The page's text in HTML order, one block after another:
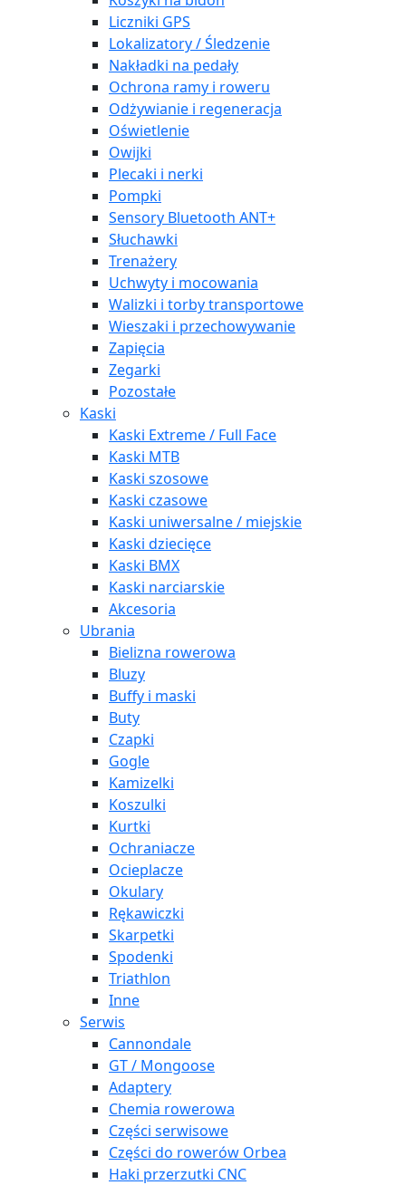
Liczniki GPS
Lokalizatory / Śledzenie
Nakładki na pedały
Ochrona ramy i roweru
Odżywianie i regeneracja
Oświetlenie
Owijki
Plecaki i nerki
Pompki
Sensory Bluetooth ANT+
Słuchawki
Trenażery
Uchwyty i mocowania
Walizki i torby transportowe
Wieszaki i przechowywanie
Zapięcia
Zegarki
Pozostałe
Kaski
Kaski Extreme / Full Face
Kaski MTB
Kaski szosowe
Kaski czasowe
Kaski uniwersalne / miejskie
Kaski dziecięce
Kaski BMX
Kaski narciarskie
Akcesoria
Ubrania
Bielizna rowerowa
Bluzy
Buffy i maski
Buty
Czapki
Gogle
Kamizelki
Koszulki
Kurtki
Ochraniacze
Ocieplacze
Okulary
Rękawiczki
Skarpetki
Spodenki
Triathlon
Inne
Serwis
Cannondale
GT / Mongoose
Adaptery
Chemia rowerowa
Części serwisowe
Części do rowerów Orbea
Haki przerzutki CNC